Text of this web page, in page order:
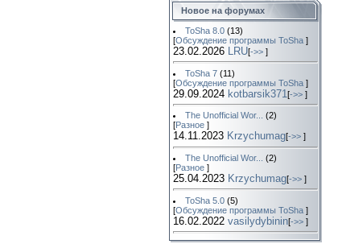
Новое на форумах
ToSha 8.0 (13)
[Обсуждение программы ToSha ]
23.02.2026 LRU[->> ]
ToSha 7 (11)
[Обсуждение программы ToSha ]
29.09.2024 kotbarsik371[->> ]
The Unofficial Wor...
(2)
[Разное ]
14.11.2023 Krzychumag[->> ]
The Unofficial Wor...
(2)
[Разное ]
25.04.2023 Krzychumag[->> ]
ToSha 5.0 (5)
[Обсуждение программы ToSha ]
16.02.2022 vasilydybinin[->> ]